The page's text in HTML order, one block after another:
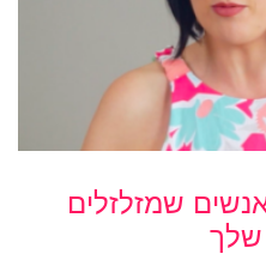
שמזלזלים
שלך